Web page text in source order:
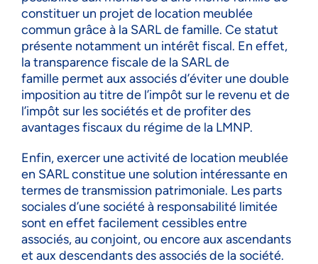
constituer un projet de location meublée
commun grâce à la SARL de famille. Ce statut
présente notamment un intérêt fiscal. En effet,
la transparence fiscale de la SARL de
famille permet aux associés d’éviter une double
imposition au titre de l’impôt sur le revenu et de
l’impôt sur les sociétés et de profiter des
avantages fiscaux du régime de la LMNP.
Enfin, exercer une activité de location meublée
en SARL constitue une solution intéressante en
termes de transmission patrimoniale. Les parts
sociales d’une société à responsabilité limitée
sont en effet facilement cessibles entre
associés, au conjoint, ou encore aux ascendants
et aux descendants des associés de la société.